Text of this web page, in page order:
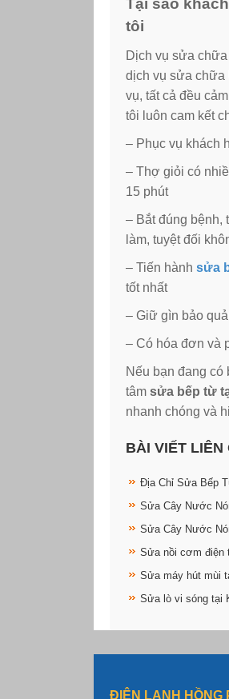
Tại sao
tôi
Dịch vụ sửa
dịch vụ sửa chữa
vụ, tất cả đều
tôi luôn cam kết
– Phục vụ khách
– Thợ giỏi có
15 phút
– Bắt đúng bệnh,
làm, tuyệt đối
– Tiến hành sửa
tốt nhất
– Giữ gìn bảo
– Có hóa đơn và
Nếu bạn đang
tâm sửa bếp từ
nhanh chóng và
BÀI VIẾT LIÊN
Địa Chỉ Sửa Bếp
Sửa Cây Nước
Sửa Cây Nước
Sửa nồi cơm điện
Sửa máy hút mùi
Sửa lò vi sóng tại
ĐIỆN LẠNH HỒNG